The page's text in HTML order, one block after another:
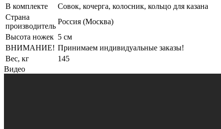
В комплекте
Совок, кочерга, колосник, кольцо для казана
Страна
производитель
Россия (Москва)
Высота ножек 5 см
ВНИМАНИЕ! Принимаем индивидуальные заказы!
Вес, кг
145
Видео